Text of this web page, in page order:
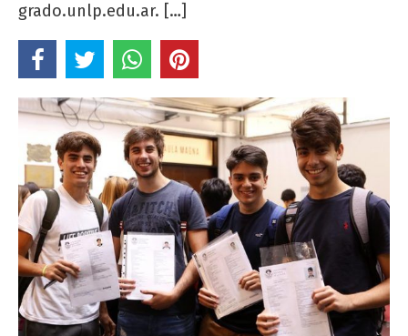
grado.unlp.edu.ar. […]